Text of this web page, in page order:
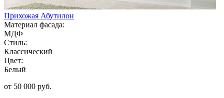
Прихожая Абутилон
Материал фасада:
МДФ
Стиль:
Классический
Цвет:
Белый
от 50 000 руб.